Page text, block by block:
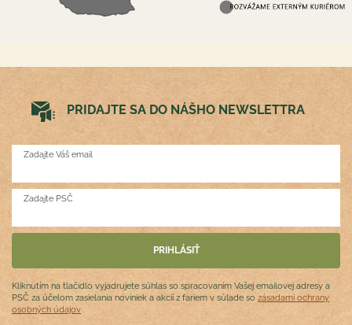
PRIDAJTE SA DO NÁŠHO NEWSLETTRA
Zadajte Váš email
Zadajte PSČ
Kliknutím na tlačidlo vyjadrujete súhlas so spracovaním Vašej emailovej adresy a
PSČ za účelom zasielania noviniek a akcií z fariem v súlade so zásadami ochrany
osobných údajov